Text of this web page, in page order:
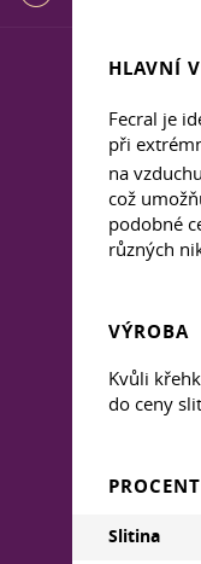
HLAVNÍ
Fecral je
při
na
což
podobné
různých
VÝROBA
Kvůli
do ceny
Slitina